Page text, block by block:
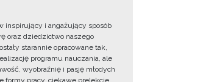
inspirujący i angażujący sposób
oraz dziedzictwo naszego
starannie opracowane tak,
programu nauczania, ale
wyobraźnię i pasję młodych